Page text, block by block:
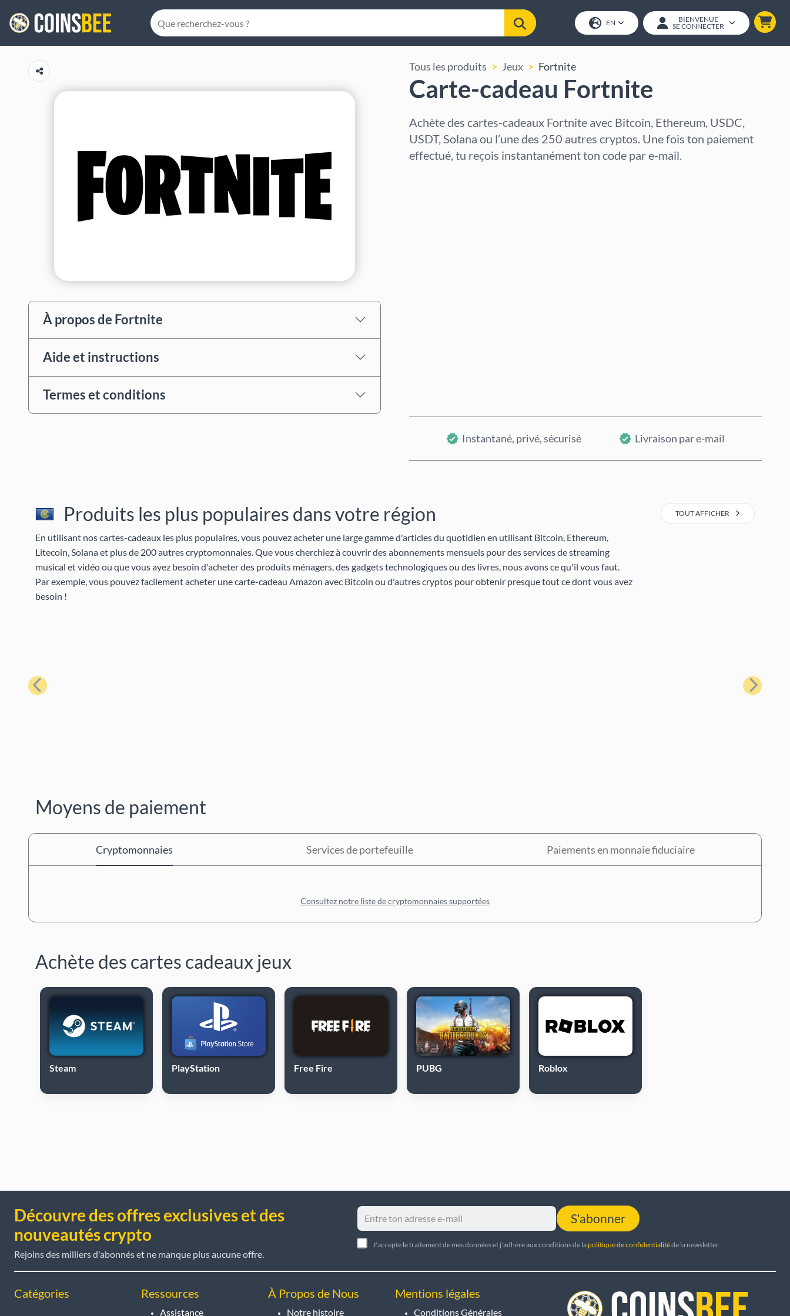
EN
BIENVENUE
SE CONNECTER
À propos de Fortnite
Aide et instructions
Termes et conditions
Tous les produits Jeux Fortnite
Carte-cadeau Fortnite
Achète des cartes-cadeaux Fortnite avec Bitcoin, Ethereum, USDC,
USDT, Solana ou l’une des 250 autres cryptos. Une fois ton paiement
effectué, tu reçois instantanément ton code par e-mail.
Instantané, privé, sécurisé Livraison par e-mail
Produits les plus populaires dans votre région
En utilisant nos cartes-cadeaux les plus populaires, vous pouvez acheter une large gamme d'articles du quotidien en utilisant Bitcoin, Ethereum,
Litecoin, Solana et plus de 200 autres cryptomonnaies. Que vous cherchiez à couvrir des abonnements mensuels pour des services de streaming
musical et vidéo ou que vous ayez besoin d'acheter des produits ménagers, des gadgets technologiques ou des livres, nous avons ce qu'il vous faut.
Par exemple, vous pouvez facilement acheter une carte-cadeau Amazon avec Bitcoin ou d'autres cryptos pour obtenir presque tout ce dont vous avez
besoin !
TOUT AFFICHER
Précédent Suivant
Moyens de paiement
Cryptomonnaies Services de portefeuille Paiements en monnaie fiduciaire
Consultez notre liste de cryptomonnaies supportées
Achète des cartes cadeaux jeux
Steam PlayStation Free Fire PUBG Roblox
Découvre des offres exclusives et des
nouveautés crypto
Rejoins des milliers d'abonnés et ne manque plus aucune offre.
S'abonner
J'accepte le traitement de mes données et j'adhère aux conditions de lapolitique de confidentialitéde la newsletter.
Catégories Ressources
Assistance
À Propos de Nous
Notre histoire
Mentions légales
Conditions Générales